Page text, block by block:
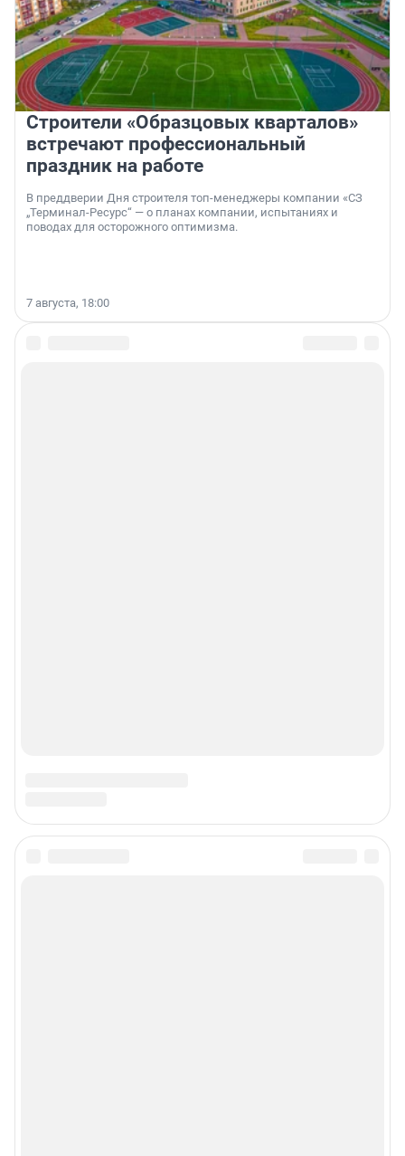
Строители «Образцовых кварталов»
встречают профессиональный
праздник на работе
В преддверии Дня строителя топ-менеджеры компании «СЗ
„Терминал-Ресурс“ — о планах компании, испытаниях и
поводах для осторожного оптимизма.
7 августа, 18:00